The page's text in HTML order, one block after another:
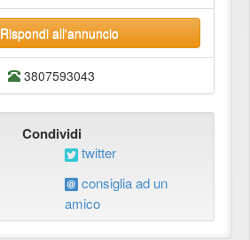
Rispondi all'annuncio
3807593043
Condividi
twitter
consiglia ad un
amico